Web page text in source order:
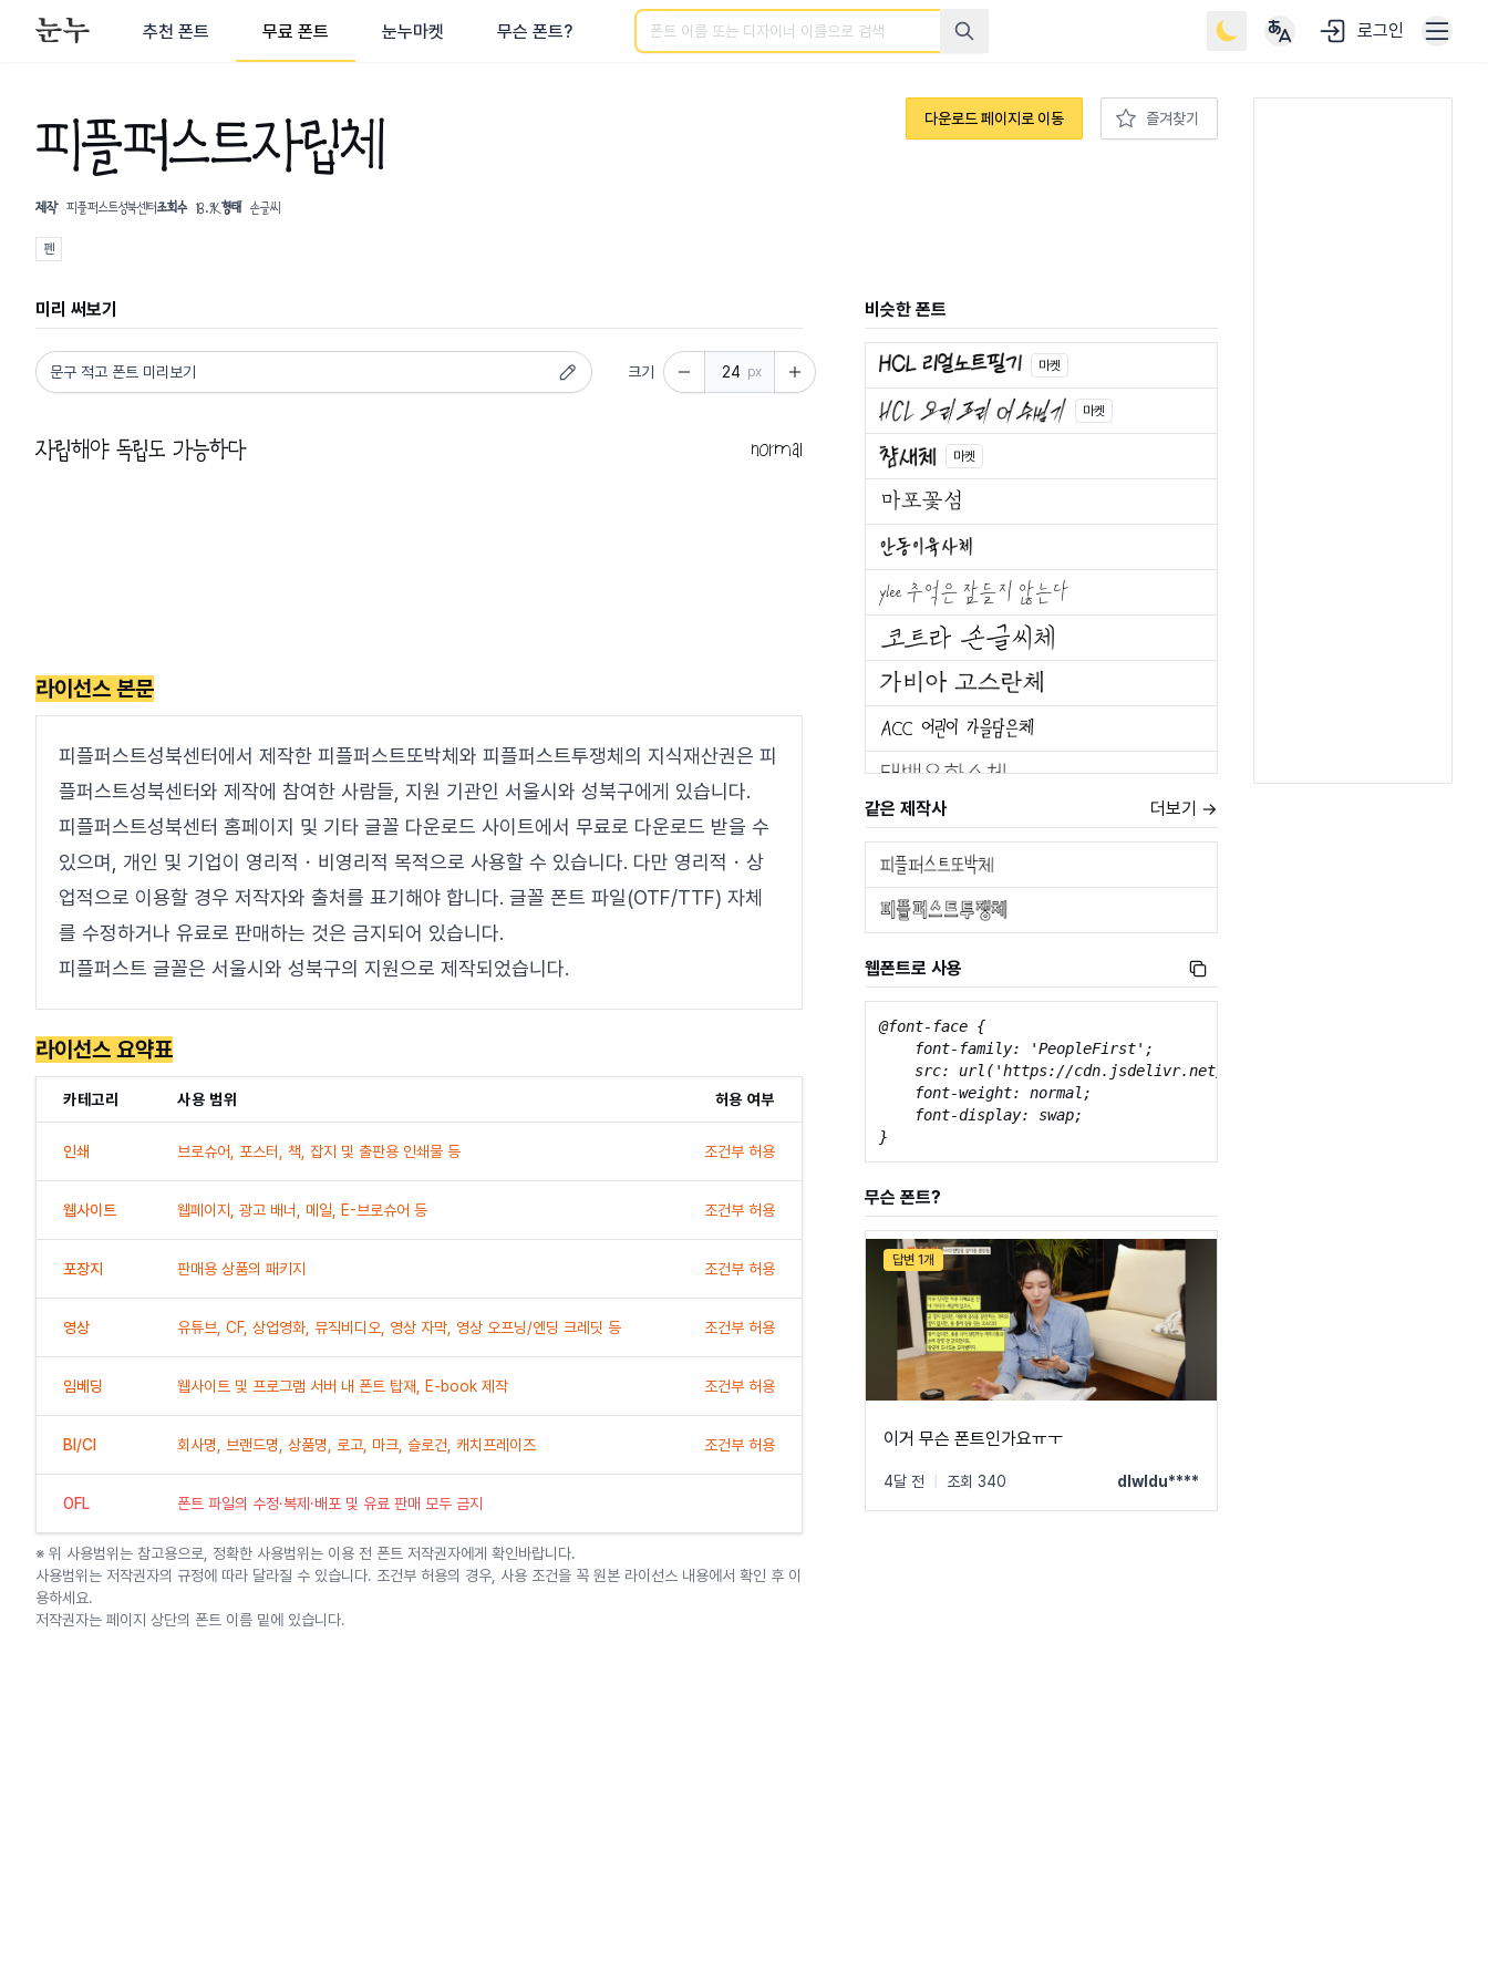
추천 폰트 무료 폰트 눈누마켓 무슨 폰트?
검색 로그인
피플퍼스트자립체
제작 피플퍼스트성북센터조회수 18.9K형태 손글씨
펜
다운로드 페이지로 이동 즐겨찾기
미리 써보기
크기 px
normal
라이선스 본문
피플퍼스트성북센터에서 제작한 피플퍼스트또박체와 피플퍼스트투쟁체의 지식재산권은 피
플퍼스트성북센터와 제작에 참여한 사람들, 지원 기관인 서울시와 성북구에게 있습니다.
피플퍼스트성북센터 홈페이지 및 기타 글꼴 다운로드 사이트에서 무료로 다운로드 받을 수
있으며, 개인 및 기업이 영리적・비영리적 목적으로 사용할 수 있습니다. 다만 영리적・상
업적으로 이용할 경우 저작자와 출처를 표기해야 합니다. 글꼴 폰트 파일(OTF/TTF) 자체
를 수정하거나 유료로 판매하는 것은 금지되어 있습니다.
피플퍼스트 글꼴은 서울시와 성북구의 지원으로 제작되었습니다.
라이선스 요약표
카테고리 사용 범위 허용 여부
인쇄 브로슈어, 포스터, 책, 잡지 및 출판용 인쇄물 등 조건부 허용
웹사이트 웹페이지, 광고 배너, 메일, E-브로슈어 등 조건부 허용
포장지 판매용 상품의 패키지 조건부 허용
영상 유튜브, CF, 상업영화, 뮤직비디오, 영상 자막, 영상 오프닝/엔딩 크레딧 등 조건부 허용
임베딩 웹사이트 및 프로그램 서버 내 폰트 탑재, E-book 제작 조건부 허용
BI/CI 회사명, 브랜드명, 상품명, 로고, 마크, 슬로건, 캐치프레이즈 조건부 허용
OFL 폰트 파일의 수정·복제·배포 및 유료 판매 모두 금지
※ 위 사용범위는 참고용으로, 정확한 사용범위는 이용 전 폰트 저작권자에게 확인바랍니다.
사용범위는 저작권자의 규정에 따라 달라질 수 있습니다. 조건부 허용의 경우, 사용 조건을 꼭 원본 라이선스 내용에서 확인 후 이
용하세요.
저작권자는 페이지 상단의 폰트 이름 밑에 있습니다.
비슷한 폰트
마켓
마켓
마켓
같은 제작사 더보기 →
웹폰트로 사용
@font-face {
    font-family: 'PeopleFirst';
src: url('https://cdn.jsdelivr.net/gh/projectnoonnu/2501-1@1.1/
    font-weight: normal;
    font-display: swap;
}
무슨 폰트?
답변 1개
이거 무슨 폰트인가요ㅠㅜ
4달 전 조회 340 dlwldu****